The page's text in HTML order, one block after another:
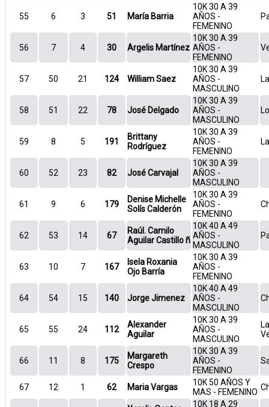
55 6 3 51 María Barria
10K 30 A 39
AÑOS -
FEMENINO
56 7 4 30 Argelis Martínez
10K 30 A 39
AÑOS -
FEMENINO
57 50 21 124 William Saez
10K 30 A 39
AÑOS -
MASCULINO
58 51 22 78 José Delgado
10K 30 A 39
AÑOS -
MASCULINO
59 8 5 191
Brittany
Rodríguez
10K 30 A 39
AÑOS -
FEMENINO
60 52 23 82 José Carvajal
10K 30 A 39
AÑOS -
MASCULINO
61 9 6 179
Denise Michelle
Solís Calderón
10K 30 A 39
AÑOS -
FEMENINO
62 53 14 67
Raúl. Camilo
Aguilar Castillo ñ
10K 40 A 49
AÑOS -
MASCULINO
63 10 7 167
Isela Roxania
Ojo Barría
10K 30 A 39
AÑOS -
FEMENINO
64 54 15 140 Jorge Jimenez
10K 40 A 49
AÑOS -
MASCULINO
65 55 24 112
Alexander
Aguilar
10K 30 A 39
AÑOS -
MASCULINO
66 11 8 175
Margareth
Crespo
10K 30 A 39
AÑOS -
FEMENINO
67 12 1 62 Maria Vargas
10K 50 AÑOS Y
MAS - FEMENINO
10K 18 A 29